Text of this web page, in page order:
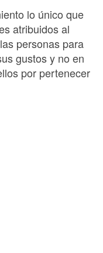
lo único que
atribuidos al
personas para
gustos y no en
por pertenecer